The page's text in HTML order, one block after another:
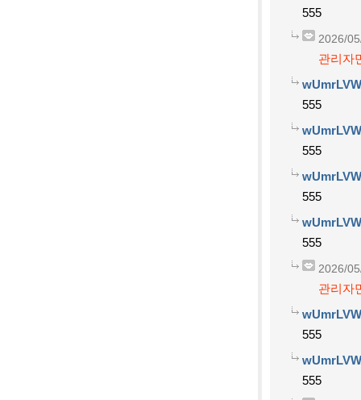
555
2026/
관리자
555
555
555
555
2026/
관리자
555
555